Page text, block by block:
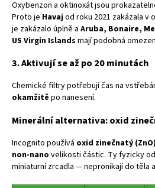
Oxybenzon a oktinoxát jsou
Proto je Havajod roku 2021 zakázala v
je zakázalo úplně a Aruba, Bonaire,
US Virgin Islands mají podobná
3. Aktivují se až po 20 minutách
Chemické filtry potřebují čas na
okamžitě po nanesení.
Minerální alternativa: oxid
Incognito používá oxid zinečnatý (ZnO)
non-nano velikosti částic. Ty fyzicky
miniaturní zrcadla — nepronikají do těla